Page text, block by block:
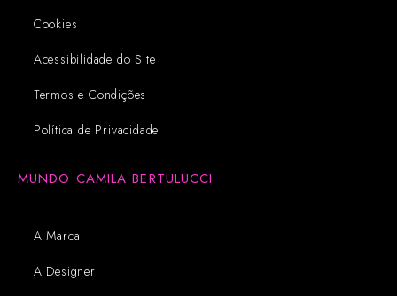
Cookies
Acessibilidade do Site
Termos e Condições
Política de Privacidade
MUNDO CAMILA BERTULUCCI
A Marca
A Designer